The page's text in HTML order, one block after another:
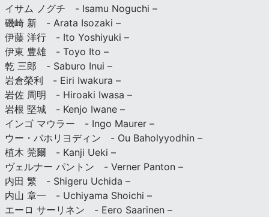
イサム ノグチ - Isamu Noguchi –
磯崎 新 - Arata Isozaki –
伊藤 洋行 - Ito Yoshiyuki –
伊東 豊雄 - Toyo Ito –
乾 三郎 - Saburo Inui –
岩倉榮利 - Eiri Iwakura –
岩佐 周明 - Hiroaki Iwasa –
岩根 堅城 - Kenjo Iwane –
インゴ マウラー - Ingo Maurer –
ウー・バホリヨディン - Ou Baholyyodhin –
植木 莞爾 - Kanji Ueki –
ヴェルナー パントン - Verner Panton –
内田 繁 - Shigeru Uchida –
内山 章一 - Uchiyama Shoichi –
エーロ サーリネン - Eero Saarinen –